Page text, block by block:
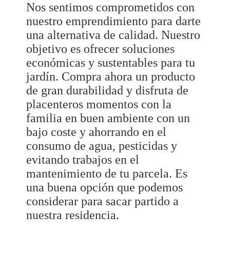
Nos sentimos comprometidos con
nuestro emprendimiento para darte
una alternativa de calidad. Nuestro
objetivo es ofrecer soluciones
económicas y sustentables para tu
jardín. Compra ahora un producto
de gran durabilidad y disfruta de
placenteros momentos con la
familia en buen ambiente con un
bajo coste y ahorrando en el
consumo de agua, pesticidas y
evitando trabajos en el
mantenimiento de tu parcela. Es
una buena opción que podemos
considerar para sacar partido a
nuestra residencia.